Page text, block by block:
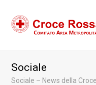
Sociale
Sociale – News della